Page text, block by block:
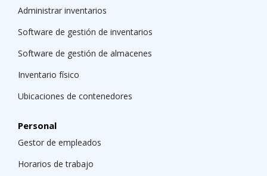
Administrar inventarios
Software de gestión de inventarios
Software de gestión de almacenes
Inventario físico
Ubicaciones de contenedores
Personal
Gestor de empleados
Horarios de trabajo